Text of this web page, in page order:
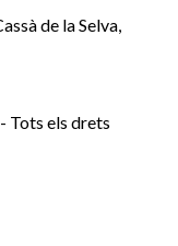
de la Selva,
Tots els drets